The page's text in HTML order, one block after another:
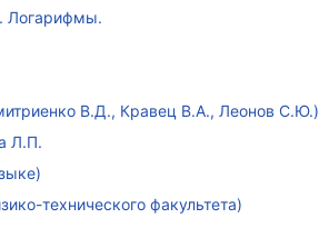
Логарифмы.
В.Д., Кравец В.А., Леонов С.Ю.)
Л.П.
технического факультета)